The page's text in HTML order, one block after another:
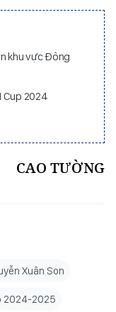
khu vực Đông
Cup 2024
CAO TƯỜNG
Xuân Son
2024-2025